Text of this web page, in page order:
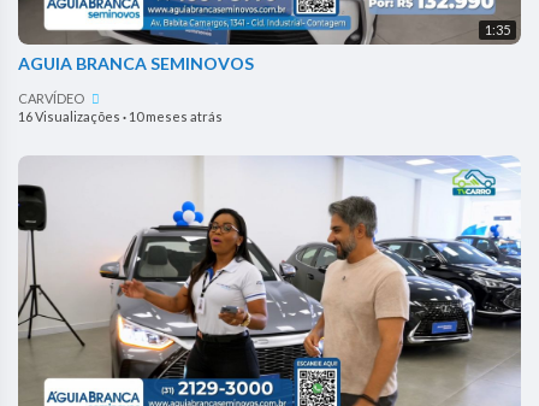
1:35
AGUIA BRANCA SEMINOVOS
CARVÍDEO
16 Visualizações · 10 meses atrás